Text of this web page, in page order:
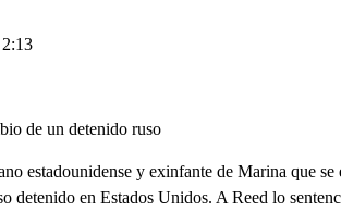
de un detenido ruso
estadounidense y exinfante de Marina que se
detenido en Estados Unidos. A Reed lo